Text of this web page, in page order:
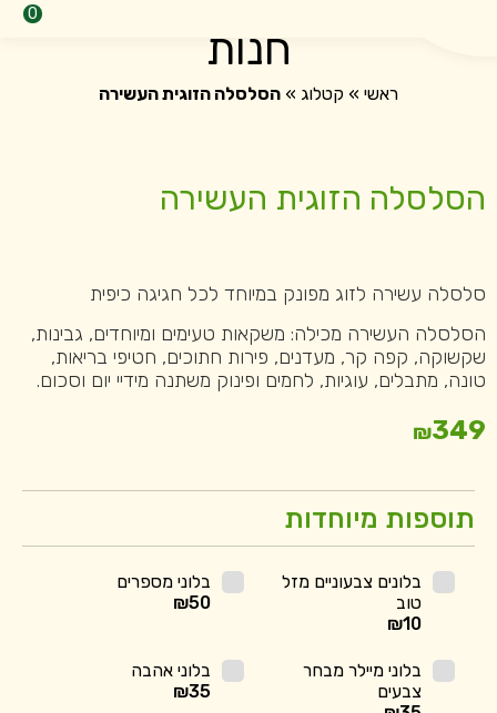
0
חנות
ראשי » קטלוג » הסלסלה הזוגית העשירה
הסלסלה הזוגית העשירה
סלסלה עשירה לזוג מפונק במיוחד לכל חגיגה כיפית
הסלסלה העשירה מכילה: משקאות טעימים ומיוחדים, גבינות,
שקשוקה, קפה קר, מעדנים, פירות חתוכים, חטיפי בריאות,
טונה, מתבלים, עוגיות, לחמים ופינוק משתנה מידיי יום וסכום.
₪349
תוספות מיוחדות
בלונים צבעוניים מזל
טוב
₪10
בלוני מספרים
₪50
בלוני מיילר מבחר
צבעים
בלוני אהבה
₪35